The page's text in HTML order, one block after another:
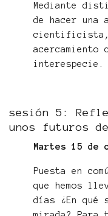
Mediante
de hacer una
cientificista,
acercamiento
interespecie.
sesión 5:
unos futuros
Martes 15 de
Puesta en
que hemos
días ¿En qué